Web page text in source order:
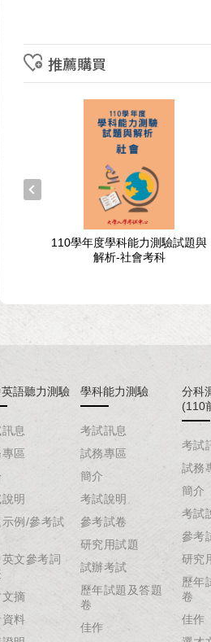
推薦購買
與
110學年度學科能力測驗試題與
解析-社會考科
語聽力測驗
息
區
明
例/參考試
英文參考詞
摘
料
學科能力測驗
考試訊息
試務專區
簡介
考試說明
參考試卷
研究用試題
試辦考試
歷年試題及答題
卷
佳作
分科
(110
考試
試務
簡介
考試
參考
研究
歷年
卷
佳作